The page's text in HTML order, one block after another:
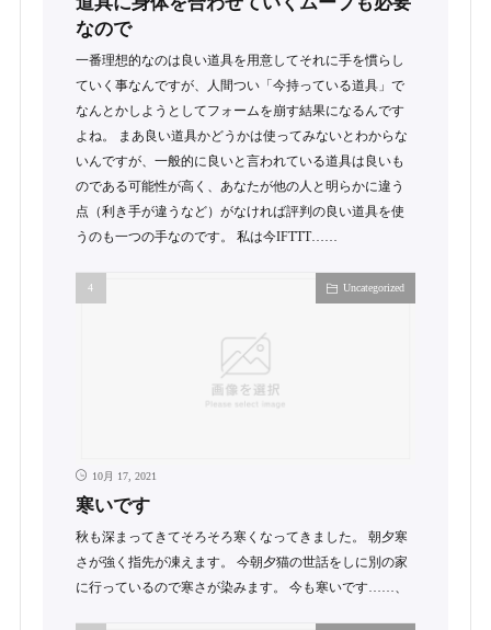
なので
一番理想的なのは良い道具を用意してそれに手を慣らし
ていく事なんですが、人間つい「今持っている道具」で
なんとかしようとしてフォームを崩す結果になるんです
よね。 まあ良い道具かどうかは使ってみないとわからな
いんですが、一般的に良いと言われている道具は良いも
のである可能性が高く、あなたが他の人と明らかに違う
点（利き手が違うなど）がなければ評判の良い道具を使
うのも一つの手なのです。 私は今IFTTT……
Uncategorized
10月 17, 2021
寒いです
秋も深まってきてそろそろ寒くなってきました。 朝夕寒
さが強く指先が凍えます。 今朝夕猫の世話をしに別の家
に行っているので寒さが染みます。 今も寒いです……、